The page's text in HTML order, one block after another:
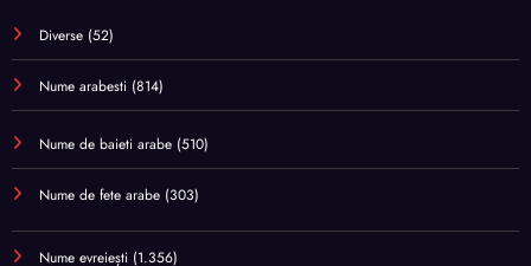
Diverse (52)
Nume arabesti (814)
Nume de baieti arabe (510)
Nume de fete arabe (303)
Nume evreiești (1.356)